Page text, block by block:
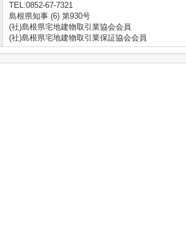
TEL:0852-67-7321
島根県知事 (6) 第930号
(社)島根県宅地建物取引業協会会員
(社)島根県宅地建物取引業保証協会会員